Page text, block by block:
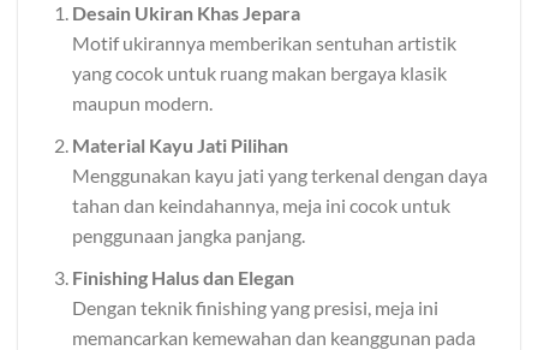
yang anda dapatkan jika membeli produk ini:
Desain Ukiran Khas Jepara
Motif ukirannya memberikan sentuhan artistik
yang cocok untuk ruang makan bergaya klasik
maupun modern.
Material Kayu Jati Pilihan
Menggunakan kayu jati yang terkenal dengan daya
tahan dan keindahannya, meja ini cocok untuk
penggunaan jangka panjang.
Finishing Halus dan Elegan
Dengan teknik finishing yang presisi, meja ini
memancarkan kemewahan dan keanggunan pada